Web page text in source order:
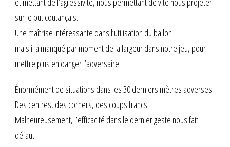
sur le but coutançais.
Une maîtrise intéressante dans l’utilisation du ballon
mais il a manqué par moment de la largeur dans notre jeu, pour
mettre plus en danger l’adversaire.
Énormément de situations dans les 30 derniers mètres adverses.
Des centres, des corners, des coups francs.
Malheureusement, l’efficacité dans le dernier geste nous fait
défaut.